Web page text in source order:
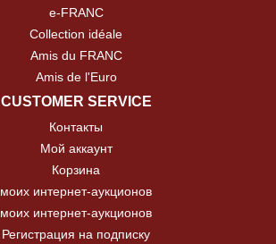
e-FRANC
Collection idéale
Amis du FRANC
Amis de l'Euro
CUSTOMER SERVICE
Контакты
Мой аккаунт
Корзина
моих интернет-аукционов
моих интернет-аукционов
Регистрация на подписку